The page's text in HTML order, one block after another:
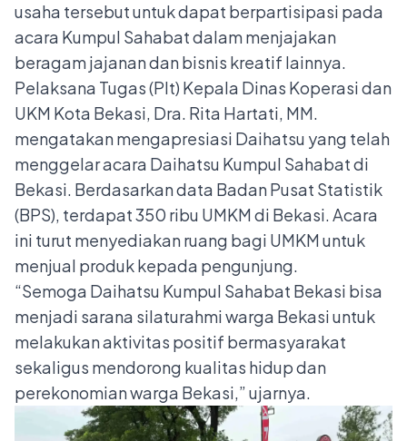
usaha tersebut untuk dapat berpartisipasi pada
acara Kumpul Sahabat dalam menjajakan
beragam jajanan dan bisnis kreatif lainnya.
Pelaksana Tugas (Plt) Kepala Dinas Koperasi dan
UKM Kota Bekasi, Dra. Rita Hartati, MM.
mengatakan mengapresiasi Daihatsu yang telah
menggelar acara Daihatsu Kumpul Sahabat di
Bekasi. Berdasarkan data Badan Pusat Statistik
(BPS), terdapat 350 ribu UMKM di Bekasi. Acara
ini turut menyediakan ruang bagi UMKM untuk
menjual produk kepada pengunjung.
“Semoga Daihatsu Kumpul Sahabat Bekasi bisa
menjadi sarana silaturahmi warga Bekasi untuk
melakukan aktivitas positif bermasyarakat
sekaligus mendorong kualitas hidup dan
perekonomian warga Bekasi,” ujarnya.